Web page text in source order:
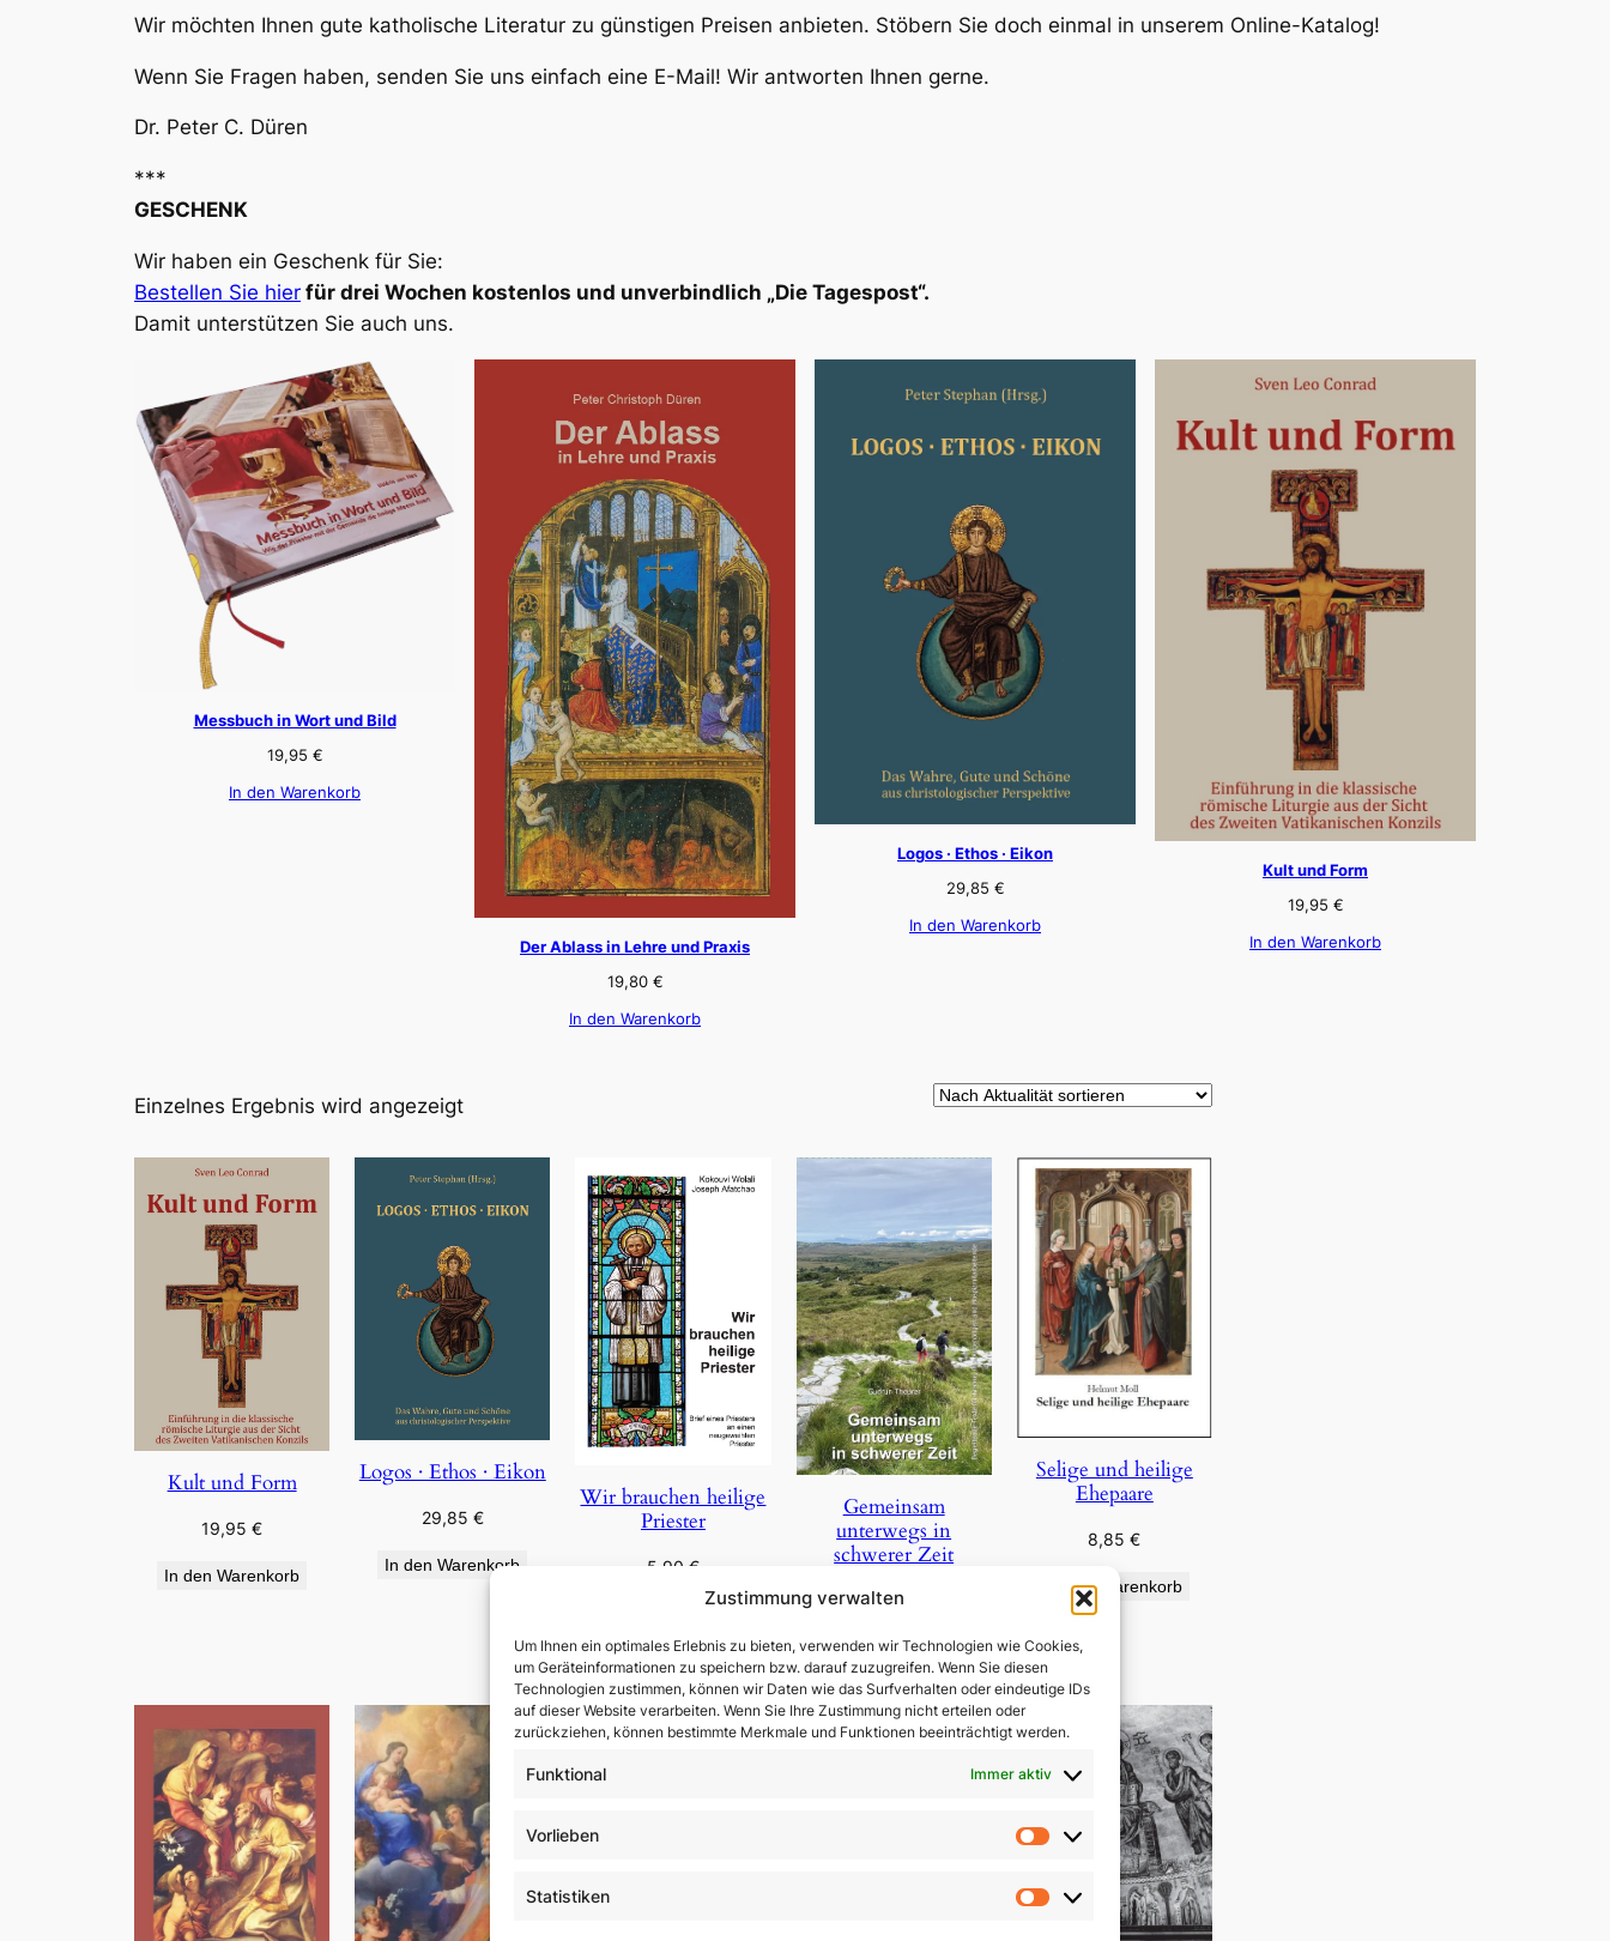
Zustimmung verwalten
Um Ihnen ein optimales Erlebnis zu bieten, verwenden wir Technologien wie Cookies,
um Geräteinformationen zu speichern bzw. darauf zuzugreifen. Wenn Sie diesen
Technologien zustimmen, können wir Daten wie das Surfverhalten oder eindeutige IDs
auf dieser Website verarbeiten. Wenn Sie Ihre Zustimmung nicht erteilen oder
zurückziehen, können bestimmte Merkmale und Funktionen beeinträchtigt werden.
Funktional Immer aktiv
Vorlieben
Vorlieben
Statistiken
Statistiken
Wir möchten Ihnen gute katholische Literatur zu günstigen Preisen anbieten. Stöbern Sie doch einmal in unserem Online-Katalog!
Wenn Sie Fragen haben, senden Sie uns einfach eine E-Mail! Wir antworten Ihnen gerne.
Dr. Peter C. Düren
***
GESCHENK
Wir haben ein Geschenk für Sie:
Bestellen Sie hier für drei Wochen kostenlos und unverbindlich „Die Tagespost“.
Damit unterstützen Sie auch uns.
Messbuch in Wort und Bild
19,95 €
In den Warenkorb
Der Ablass in Lehre und Praxis
19,80 €
In den Warenkorb
Logos · Ethos · Eikon
29,85 €
In den Warenkorb
Kult und Form
19,95 €
In den Warenkorb
Einzelnes Ergebnis wird angezeigt
Kult und Form
19,95€
In den Warenkorb
Logos · Ethos · Eikon
29,85 €
In den Warenkorb
Wir brauchen heilige
Priester
5,90 €
Gemeinsam
unterwegs in
schwerer Zeit
29,85
In den Warenkorb
Selige und heilige
Ehepaare
8,85€
In den Warenkorb